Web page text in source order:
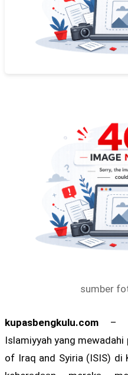
sumber
kupasbengkulu.com –
Islamiyyah yang
of Iraq and Syiria (ISIS) di